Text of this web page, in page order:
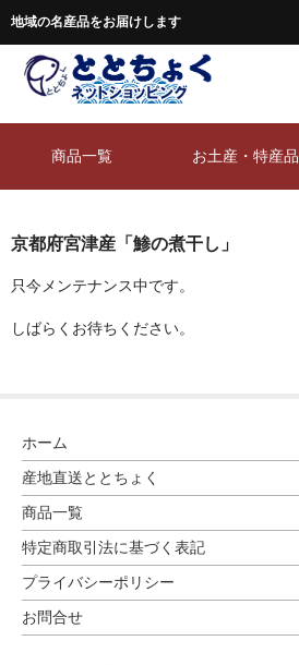
地域の名産品をお届けします
ホーム
産地直送ととちょく
商品一覧
特定商取引法に基づく表記
プライバシーポリシー
商品一覧 お土産・特産品
京都府宮津産「鯵の煮干し」
只今メンテナンス中です。
しばらくお待ちください。
ホーム
産地直送ととちょく
商品一覧
特定商取引法に基づく表記
プライバシーポリシー
お問合せ